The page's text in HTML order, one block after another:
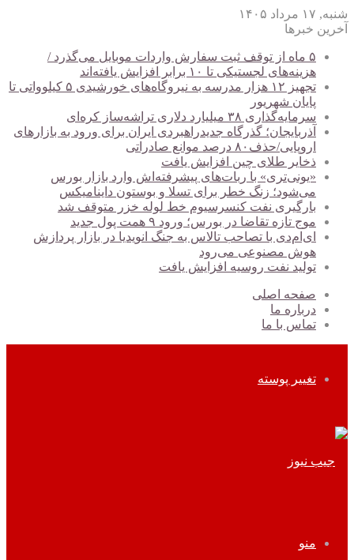
شنبه, ۱۷ مرداد ۱۴۰۵
آخرین خبرها
۵ ماه از توقف ثبت سفارش واردات موبایل می‌گذرد /
هزینه‌های لجستیکی تا ۱۰ برابر افزایش یافته‌اند
تجهیز ۱۲ هزار مدرسه به نیروگاه‌های خورشیدی ۵ کیلوواتی تا
پایان شهریور
سرمایه‌گذاری ۳۸ میلیارد دلاری تراشه‌ساز کره‌ای
آذربایجان؛ گذرگاه جدیدراهبردی ایران برای ورود به بازارهای
اروپایی/حذف۸۰ درصد موانع صادراتی
ذخایر طلای چین افزایش یافت
«یونی‌تری» با ربات‌های پیشرفته‌اش وارد بازار بورس
می‌شود؛ زنگ خطر برای تسلا و بوستون داینامیکس
بارگیری نفت کنسرسیوم خط لوله خزر متوقف شد
موج تازه تقاضا در بورس؛ ورود ۹ همت پول جدید
ای‌ام‌دی با تصاحب تالاس به جنگ انویدیا در بازار پردازش
هوش مصنوعی می‌رود
تولید نفت روسیه افزایش یافت
صفحه اصلی
درباره ما
تماس با ما
تغییر پوسته
منو